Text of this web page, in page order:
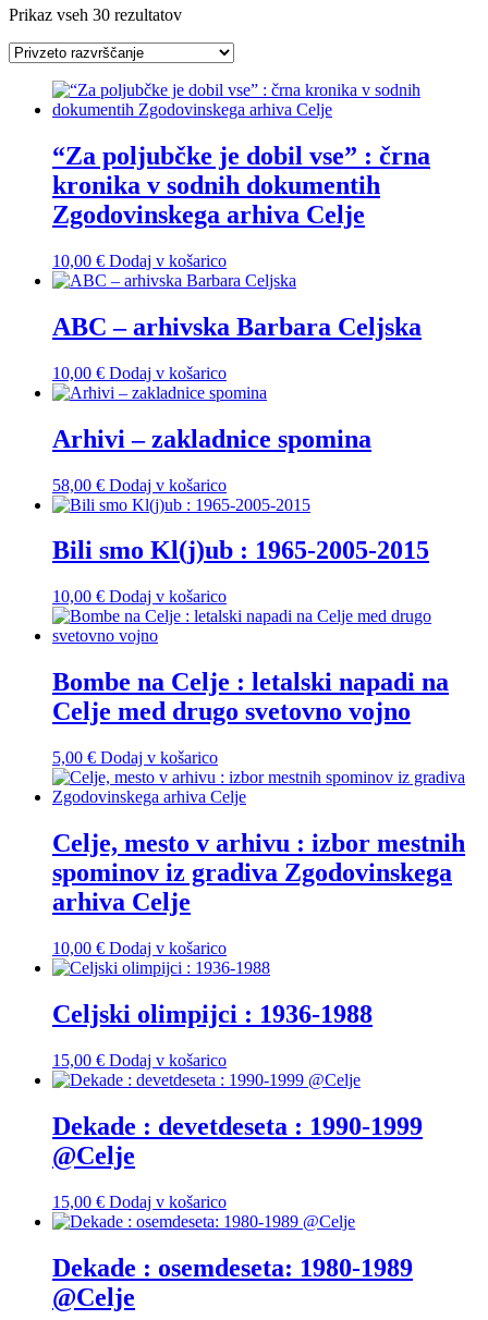
Prikaz vseh 30 rezultatov
“Za poljubčke je dobil vse” : črna
kronika v sodnih dokumentih
Zgodovinskega arhiva Celje
10,00 € Dodaj v košarico
ABC – arhivska Barbara Celjska
10,00 € Dodaj v košarico
Arhivi – zakladnice spomina
58,00 € Dodaj v košarico
Bili smo Kl(j)ub : 1965-2005-2015
10,00 € Dodaj v košarico
Bombe na Celje : letalski napadi na
Celje med drugo svetovno vojno
5,00 € Dodaj v košarico
Celje, mesto v arhivu : izbor mestnih
spominov iz gradiva Zgodovinskega
arhiva Celje
10,00 € Dodaj v košarico
Celjski olimpijci : 1936-1988
15,00 € Dodaj v košarico
Dekade : devetdeseta : 1990-1999
@Celje
15,00 € Dodaj v košarico
Dekade : osemdeseta: 1980-1989
@Celje